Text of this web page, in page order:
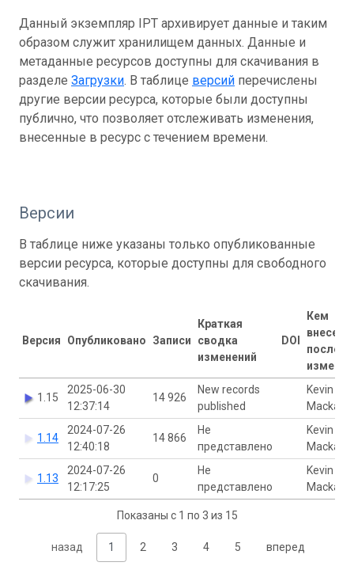
Данный экземпляр IPT архивирует данные и таким
образом служит хранилищем данных. Данные и
метаданные ресурсов доступны для скачивания в
разделе Загрузки. В таблице версий перечислены
другие версии ресурса, которые были доступны
публично, что позволяет отслеживать изменения,
внесенные в ресурс с течением времени.
Версии
В таблице ниже указаны только опубликованные
версии ресурса, которые доступны для свободного
скачивания.
Версия Опубликовано Записи
Краткая
сводка
изменений
DOI
Кем
внесены
1.15
2025-06-30
12:37:14
14 926
New records
published
Kevin
Mackay
1.14
2024-07-26
12:40:18
14 866
Не
представлено
Kevin
Mackay
1.13
2024-07-26
12:17:25
0
Не
представлено
Kevin
Mackay
Показаны с 1 по 3 из 15
назад 1 2 3 4 5 вперед